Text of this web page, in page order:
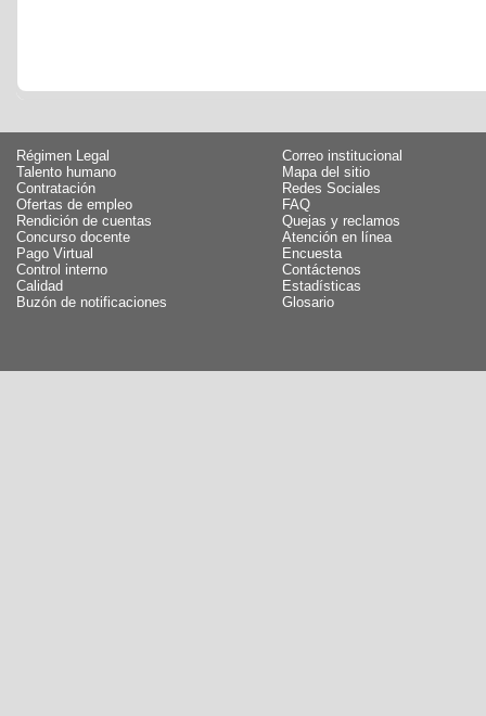
Régimen Legal
Talento humano
Contratación
Ofertas de empleo
Rendición de cuentas
Concurso docente
Pago Virtual
Control interno
Calidad
Buzón de notificaciones
Correo institucional
Mapa del sitio
Redes Sociales
FAQ
Quejas y reclamos
Atención en línea
Encuesta
Contáctenos
Estadísticas
Glosario